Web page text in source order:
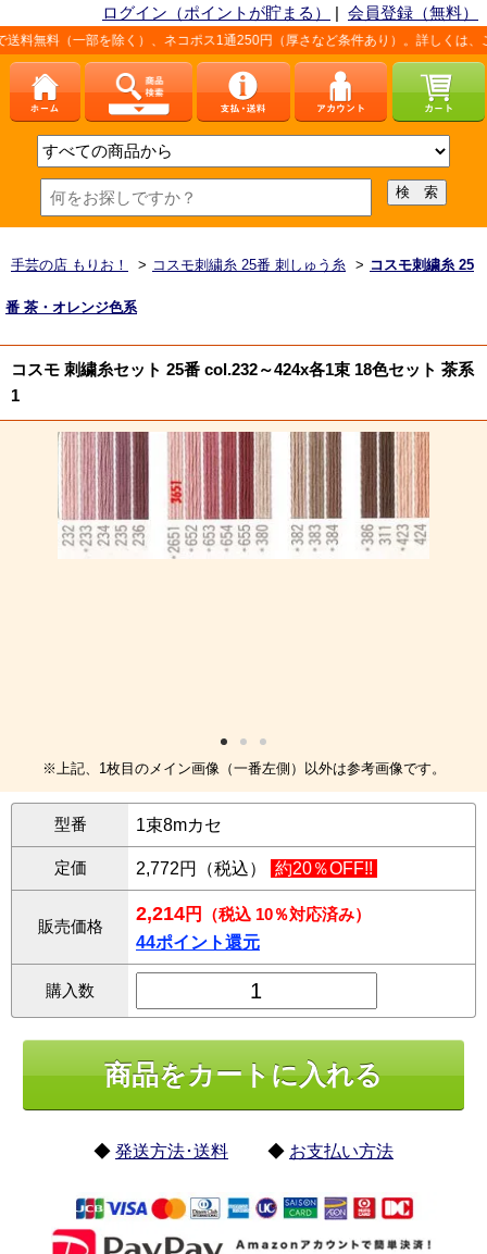
ログイン（ポイントが貯まる） | 会員登録（無料）
を除く）、ネコポス1通250円（厚さなど条件あり）。詳しくは、こちら「お支
手芸の店 もりお！ > コスモ刺繍糸 25番 刺しゅう糸 > コスモ刺繍糸 25
番 茶・オレンジ色系
コスモ 刺繍糸セット 25番 col.232～424x各1束 18色セット 茶系
1
※上記、1枚目のメイン画像（一番左側）以外は参考画像です。
型番 1束8mカセ
定価 2,772円（税込） 約20％OFF!!
販売価格
2,214円
（税込 10％対応済み）
44ポイント還元
購入数
◆ 発送方法･送料 ◆ お支払い方法